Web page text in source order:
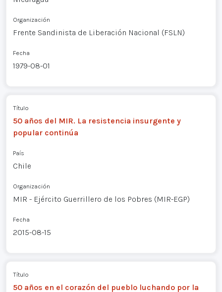
Organización
Frente Sandinista de Liberación Nacional (FSLN)
Fecha
1979-08-01
Título
50 años del MIR. La resistencia insurgente y
popular continúa
País
Chile
Organización
MIR - Ejército Guerrillero de los Pobres (MIR-EGP)
Fecha
2015-08-15
Título
50 años en el corazón del pueblo luchando por la